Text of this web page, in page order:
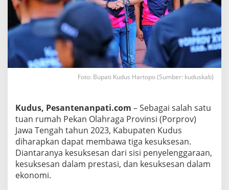
0
2
,
d
u
s
D
i
r
a
p
k
a
n
B
i
s
Foto: Bupati Kudus Hartopo (Sumber: kuduskab)
Kudus, Pesantenanpati.com – Sebagai salah satu
tuan rumah Pekan Olahraga Provinsi (Porprov)
Jawa Tengah tahun 2023, Kabupaten Kudus
diharapkan dapat membawa tiga kesuksesan.
Diantaranya kesuksesan dari sisi penyelenggaraan,
kesuksesan dalam prestasi, dan kesuksesan dalam
ekonomi.